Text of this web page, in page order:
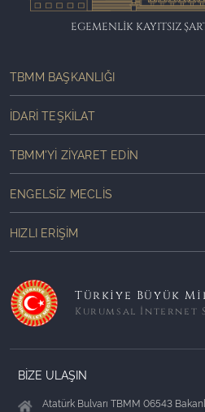
EGEMENLİK KAYITSIZ
TBMM BAŞKANLIĞI
İDARI TEŞKILAT
TBMM'YI ZIYARET EDIN
ENGELSIZ MECLIS
HIZLI ERIŞIM
Türkiye Büyük
Kurumsal İnternet
BİZE ULAŞIN
Atatürk Bulvarı TBMM 06543